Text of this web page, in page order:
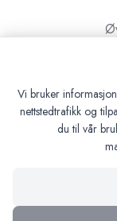
Vi bruker
nettstedtrafikk og
du til vår